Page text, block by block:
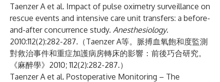
Taenzer A et al. Impact of pulse oximetry surveillance on
rescue events and intensive care unit transfers: a before-
and-after concurrence study. Anesthesiology.
2010:112(2):282-287.（Taenzer A等。脈搏血氧飽和度監測
對救治事件和重症加護病房轉床的影響：前後巧合研究。
《麻醉學》2010; 112(2):282-287.）
Taenzer A et al. Postoperative Monitoring – The